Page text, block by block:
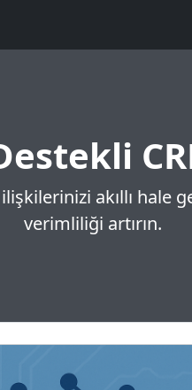
akıllı
verimliliği artırın.